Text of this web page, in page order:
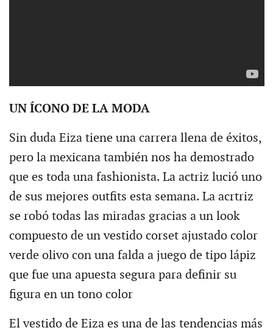
UN ÍCONO DE LA MODA
Sin duda Eiza tiene una carrera llena de éxitos,
pero la mexicana también nos ha demostrado
que es toda una fashionista. La actriz lució uno
de sus mejores outfits esta semana. La acrtriz
se robó todas las miradas gracias a un look
compuesto de un vestido corset ajustado color
verde olivo con una falda a juego de tipo lápiz
que fue una apuesta segura para definir su
figura en un tono color
El vestido de Eiza es una de las tendencias más